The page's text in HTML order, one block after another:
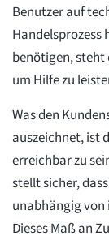
Benutzer auf
benötigen, steht
um Hilfe zu
Was den
auszeichnet, ist
erreichbar zu
stellt sicher,
unabhängig von
Dieses Maß an